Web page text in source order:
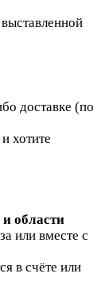
доставке (по
хотите
области
или вместе с
в счёте или